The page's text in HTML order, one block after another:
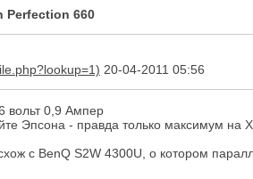
Perfection 660
20-04-2011 05:56
вольт 0,9 Ампер
Эпсона - правда только максимум на
с BenQ S2W 4300U, о котором